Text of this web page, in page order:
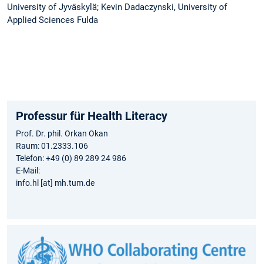
University of Jyväskylä; Kevin Dadaczynski, University of
Applied Sciences Fulda
Professur für Health Literacy
Prof. Dr. phil. Orkan Okan
Raum: 01.2333.106
Telefon: +49 (0) 89 289 24 986
E-Mail:
info.hl [at] mh.tum.de